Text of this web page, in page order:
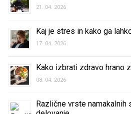
21. 04. 2026
Kaj je stres in kako ga
17. 04. 2026
Kako izbrati zdravo hrano
08. 04. 2026
Različne vrste namakalnih